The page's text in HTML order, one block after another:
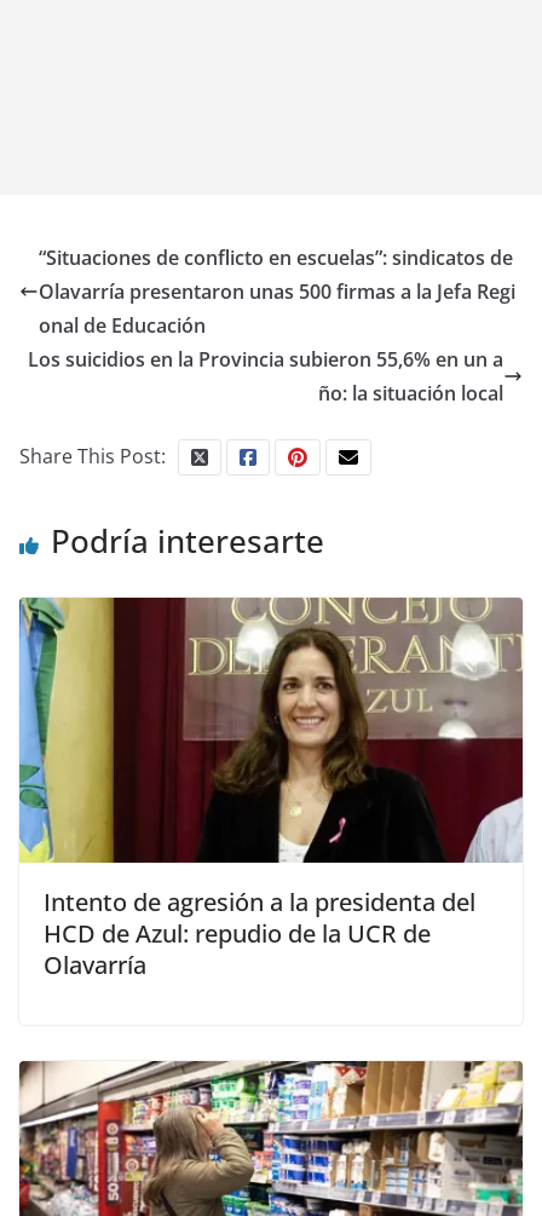
“Situaciones de conflicto en escuelas”: sindicatos de
Olavarría presentaron unas 500 firmas a la Jefa Regi
onal de Educación
Los suicidios en la Provincia subieron 55,6% en un a
ño: la situación local
Share This Post:
Podría interesarte
Intento de agresión a la presidenta del
HCD de Azul: repudio de la UCR de
Olavarría